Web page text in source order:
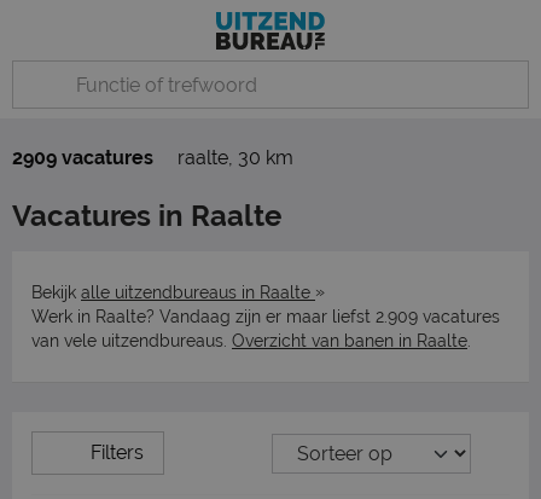
2909 vacatures raalte, 30 km
Vacatures in Raalte
Bekijk alle uitzendbureaus in Raalte »
Werk in Raalte? Vandaag zijn er maar liefst 2.909 vacatures
van vele uitzendbureaus. Overzicht van banen in Raalte
Filters